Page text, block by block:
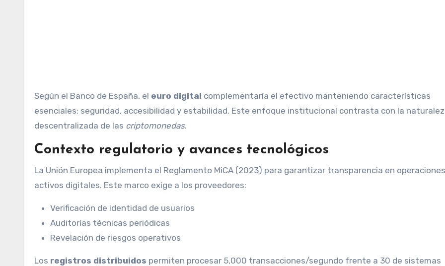
Según el Banco de España, el euro digital complementaría el efectivo manteniendo características
esenciales: seguridad, accesibilidad y estabilidad. Este enfoque institucional contrasta con la
descentralizada de las criptomonedas.
Contexto regulatorio y avances tecnológicos
La Unión Europea implementa el Reglamento MiCA (2023) para garantizar transparencia en
activos digitales. Este marco exige a los proveedores:
Verificación de identidad de usuarios
Auditorías técnicas periódicas
Revelación de riesgos operativos
Los registros distribuidos permiten procesar 5,000 transacciones/segundo frente a 30 de sistemas